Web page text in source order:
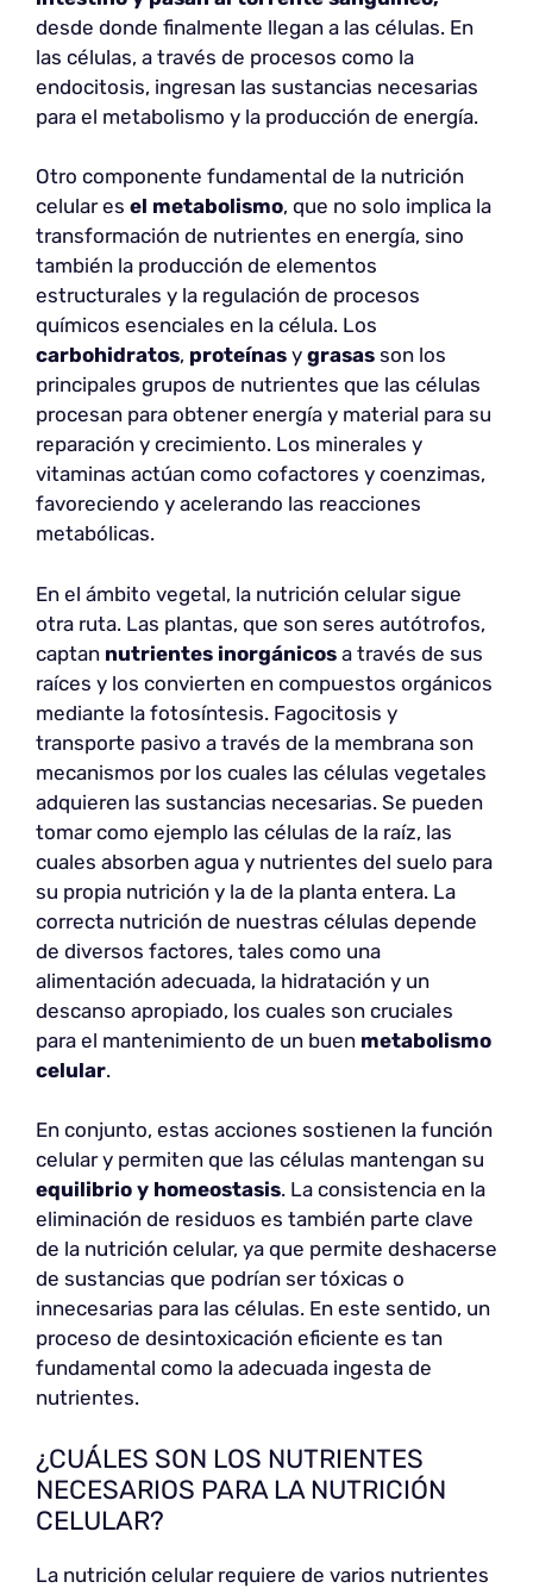
desde donde finalmente llegan a las células. En
las células, a través de procesos como la
endocitosis, ingresan las sustancias necesarias
para el metabolismo y la producción de energía.
Otro componente fundamental de la nutrición
celular es el metabolismo, que no solo implica la
transformación de nutrientes en energía, sino
también la producción de elementos
estructurales y la regulación de procesos
químicos esenciales en la célula. Los
carbohidratos, proteínas y grasas son los
principales grupos de nutrientes que las células
procesan para obtener energía y material para su
reparación y crecimiento. Los minerales y
vitaminas actúan como cofactores y coenzimas,
favoreciendo y acelerando las reacciones
metabólicas.
En el ámbito vegetal, la nutrición celular sigue
otra ruta. Las plantas, que son seres autótrofos,
captan nutrientes inorgánicos a través de sus
raíces y los convierten en compuestos orgánicos
mediante la fotosíntesis. Fagocitosis y
transporte pasivo a través de la membrana son
mecanismos por los cuales las células vegetales
adquieren las sustancias necesarias. Se pueden
tomar como ejemplo las células de la raíz, las
cuales absorben agua y nutrientes del suelo para
su propia nutrición y la de la planta entera. La
correcta nutrición de nuestras células depende
de diversos factores, tales como una
alimentación adecuada, la hidratación y un
descanso apropiado, los cuales son cruciales
para el mantenimiento de un buen metabolismo
celular.
En conjunto, estas acciones sostienen la función
celular y permiten que las células mantengan su
equilibrio y homeostasis. La consistencia en la
eliminación de residuos es también parte clave
de la nutrición celular, ya que permite deshacerse
de sustancias que podrían ser tóxicas o
innecesarias para las células. En este sentido, un
proceso de desintoxicación eficiente es tan
fundamental como la adecuada ingesta de
nutrientes.
¿CUÁLES SON LOS NUTRIENTES
NECESARIOS PARA LA NUTRICIÓN
CELULAR?
La nutrición celular requiere de varios nutrientes